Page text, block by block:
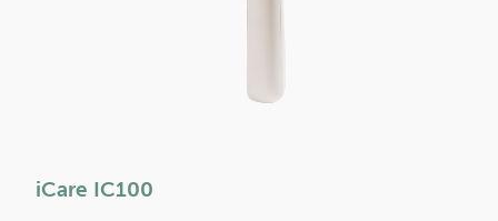
iCare IC100